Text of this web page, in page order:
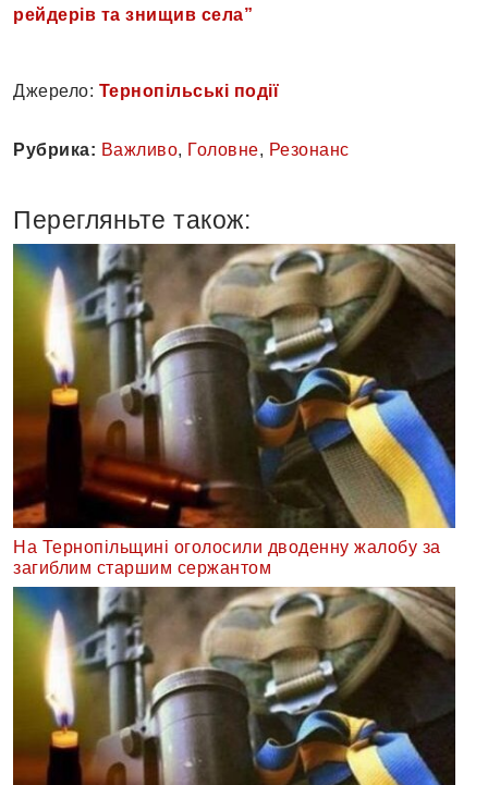
рейдерів та знищив села”
Джерело: Тернопільські події
Рубрика: Важливо, Головне, Резонанс
Перегляньте також:
На Тернопільщині оголосили дводенну жалобу за
загиблим старшим сержантом